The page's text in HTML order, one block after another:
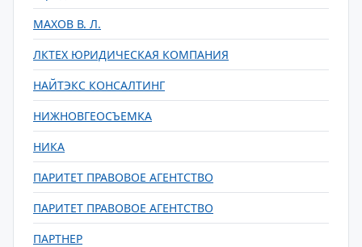
МАХОВ В. Л.
ЛКТЕХ ЮРИДИЧЕСКАЯ КОМПАНИЯ
НАЙТЭКС КОНСАЛТИНГ
НИЖНОВГЕОСЪЕМКА
НИКА
ПАРИТЕТ ПРАВОВОЕ АГЕНТСТВО
ПАРИТЕТ ПРАВОВОЕ АГЕНТСТВО
ПАРТНЕР